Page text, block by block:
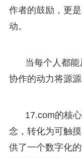
作者的鼓励，更
动。
当每个人都
协作的动力将源源
17.com的核
念，转化为可触
供了一个数字化